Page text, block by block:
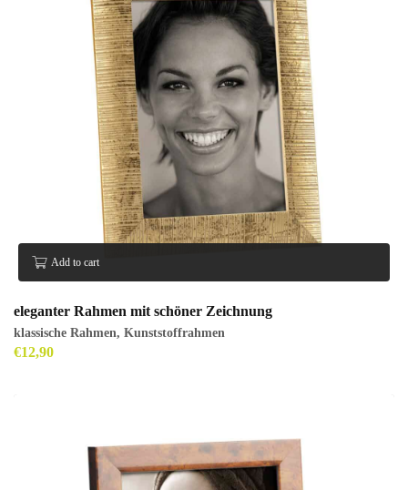
Add to cart
eleganter Rahmen mit schöner Zeichnung
klassische Rahmen, Kunststoffrahmen
€12,90